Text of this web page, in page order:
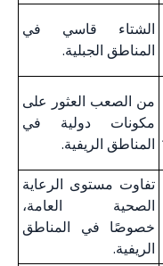
الشتاء قاسي في
المناطق الجبلية.
من الصعب العثور على
مكونات دولية في
المناطق الريفية.
تفاوت مستوى الرعاية
الصحية العامة،
خصوصًا في المناطق
الريفية.